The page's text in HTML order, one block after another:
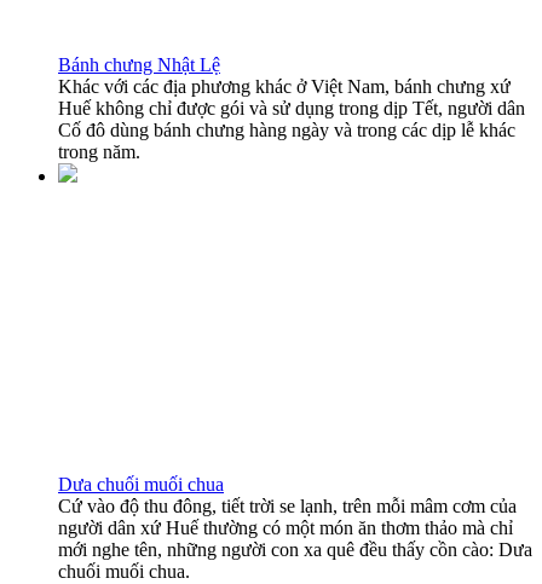
Bánh chưng Nhật Lệ
Khác với các địa phương khác ở Việt Nam, bánh chưng xứ
Huế không chỉ được gói và sử dụng trong dịp Tết, người dân
Cố đô dùng bánh chưng hàng ngày và trong các dịp lễ khác
trong năm.
Dưa chuối muối chua
Cứ vào độ thu đông, tiết trời se lạnh, trên mỗi mâm cơm của
người dân xứ Huế thường có một món ăn thơm thảo mà chỉ
mới nghe tên, những người con xa quê đều thấy cồn cào: Dưa
chuối muối chua.